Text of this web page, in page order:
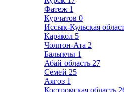
Фатеж 1
Курчатов 0
Иссык-Кульская
Каракол 5
Чолпон-Ата 2
Балыкчы 1
Абай область 27
Семей 25
Аягоз 1
Костромская область